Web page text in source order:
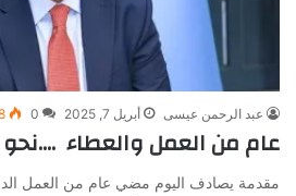
عبد الرحمن عيسى أبريل 7, 2025 0
عام من العمل والعطاء
مقدمة يصادف اليوم مضي عام من العمل